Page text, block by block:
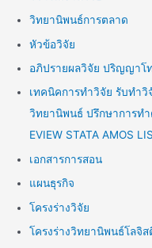
วิทยานิพนธ์การตลาด
หัวข้อวิจัย
อภิปรายผลวิจัย ปริญญาโ
เทคนิคการทำวิจัย รับทำ
วิทยานิพนธ์ ปรึกษาการท
EVIEW STATA AMOS
เอกสารการสอน
แผนธุรกิจ
โครงร่างวิจัย
โครงร่างวิทยานิพนธ์โลจิส